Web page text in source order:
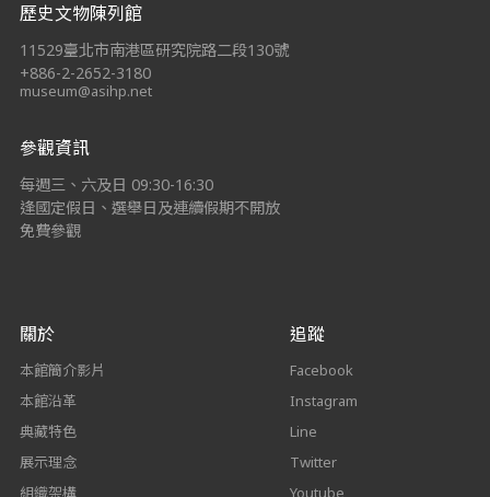
歷史文物陳列館
11529臺北市南港區研究院路二段130號
+886-2-2652-3180
museum@asihp.net
參觀資訊
每週三、六及日 09:30-16:30
逢國定假日、選舉日及連續假期不開放
免費參觀
關於
本館簡介影片
本館沿革
典藏特色
展示理念
組織架構
追蹤
Facebook
Instagram
Line
Twitter
Youtube